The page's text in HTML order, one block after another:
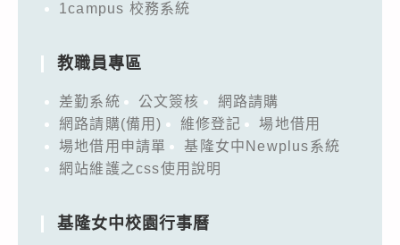
1campus 校務系統
教職員專區
差勤系統 公文簽核
網路請購
網路請購(備用)
維修登記
場地借用
場地借用申請單
基隆女中Newplus系統
網站維護之css使用說明
基隆女中校園行事曆